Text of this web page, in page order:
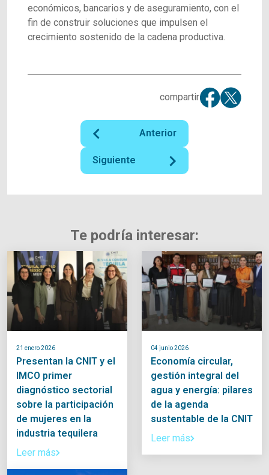
económicos, bancarios y de aseguramiento, con el
fin de construir soluciones que impulsen el
crecimiento sostenido de la cadena productiva.
compartir
Anterior
Siguiente
Te podría interesar:
21 enero 2026
Presentan la CNIT y el
IMCO primer
diagnóstico sectorial
sobre la participación
de mujeres en la
industria tequilera
Leer más
04 junio 2026
Economía circular,
gestión integral del
agua y energía: pilares
de la agenda
sustentable de la CNIT
Leer más